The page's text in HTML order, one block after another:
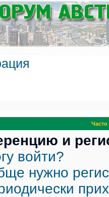
и
войти?
нужно